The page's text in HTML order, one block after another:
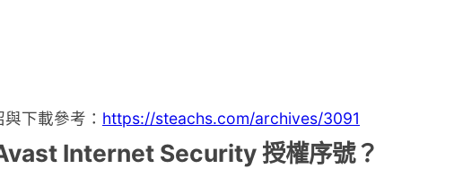
下載參考： https://steachs.com/archives/3091
Internet Security 授權序號？